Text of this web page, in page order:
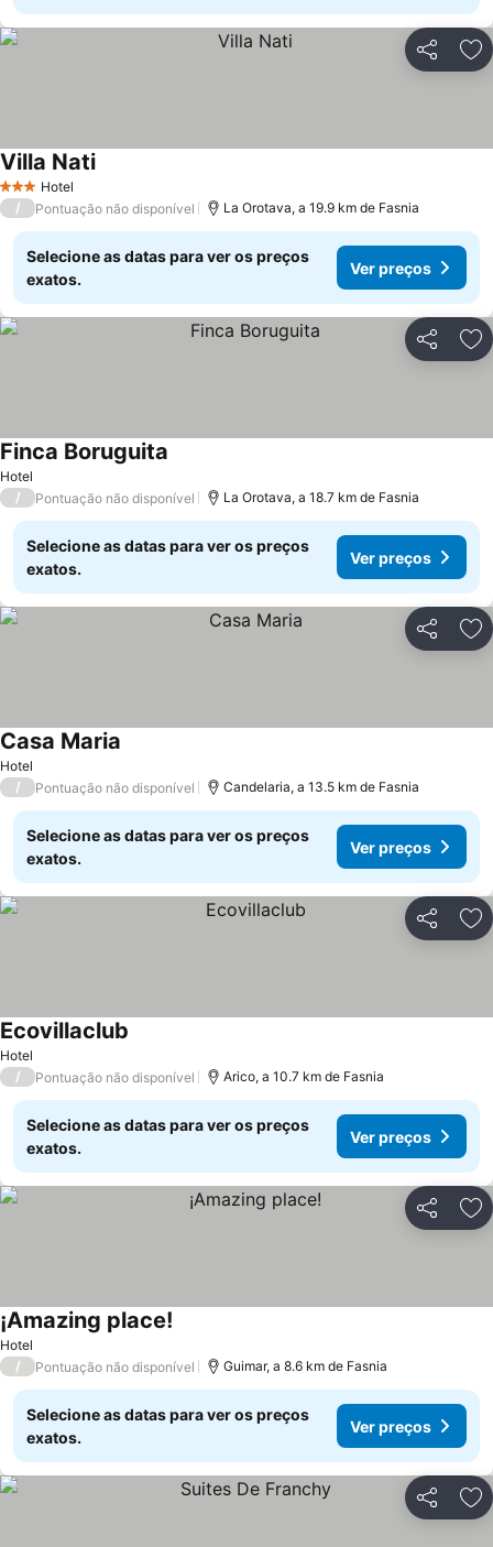
Partilhar
3 EstrelasHotel
Villa Nati
/ Pontuação não disponível La Orotava, a 19.9 km de Fasnia
Selecione as datas para ver os preços
exatos.
Ver preços
Partilhar
Hotel
Finca Boruguita
/ Pontuação não disponível La Orotava, a 18.7 km de Fasnia
Selecione as datas para ver os preços
exatos.
Ver preços
Partilhar
Hotel
Casa Maria
/ Pontuação não disponível Candelaria, a 13.5 km de Fasnia
Selecione as datas para ver os preços
exatos.
Ver preços
Partilhar
Hotel
Ecovillaclub
/ Pontuação não disponível Arico, a 10.7 km de Fasnia
Selecione as datas para ver os preços
exatos.
Ver preços
Partilhar
Hotel
¡Amazing place!
/ Pontuação não disponível Guimar, a 8.6 km de Fasnia
Selecione as datas para ver os preços
exatos.
Ver preços
Partilhar